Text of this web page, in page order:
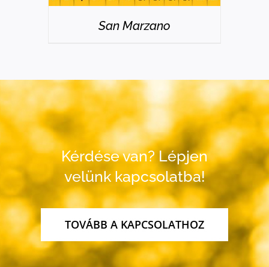
San Marzano
Kérdése van? Lépjen
velünk kapcsolatba!
TOVÁBB A KAPCSOLATHOZ